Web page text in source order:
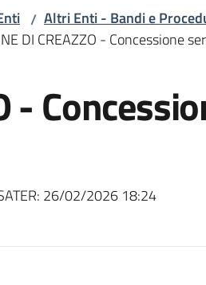
/ Altri Enti - Bandi e
DI CREAZZO - Concessione
-
26/02/2026 18:24